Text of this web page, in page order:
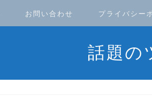
お問い合わせ プライバシー
話題の